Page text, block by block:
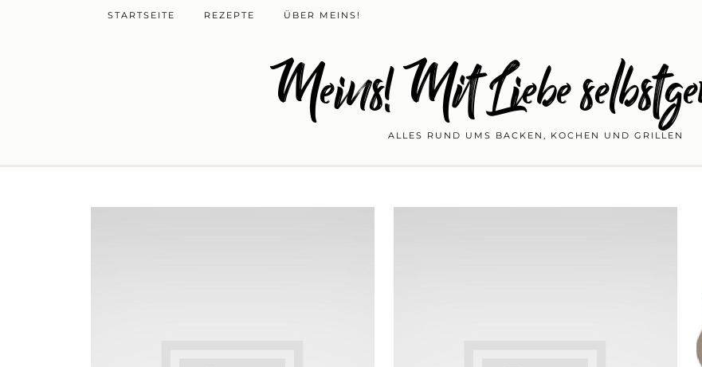
Meins! Mit Liebe
ALLES RUND UMS BACKEN, KOCHEN UND GRILLEN
STARTSEITE REZEPTE ÜBER MEINS!